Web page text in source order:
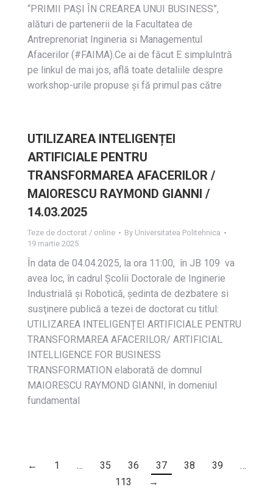
“PRIMII PAȘI ÎN CREAREA UNUI BUSINESS”,
alături de partenerii de la Facultatea de
Antreprenoriat Ingineria si Managementul
Afacerilor (#FAIMA).Ce ai de făcut E simpluIntră
pe linkul de mai jos, află toate detaliile despre
workshop-urile propuse și fă primul pas către
UTILIZAREA INTELIGENȚEI
ARTIFICIALE PENTRU
TRANSFORMAREA AFACERILOR /
MAIORESCU RAYMOND GIANNI /
14.03.2025
Teze de doctorat / online By Universitatea Politehnica
19 martie 2025
În data de 04.04.2025, la ora 11:00, în JB 109 va
avea loc, în cadrul Școlii Doctorale de Inginerie
Industrială și Robotică, ședinta de dezbatere si
susţinere publică a tezei de doctorat cu titlul:
UTILIZAREA INTELIGENȚEI ARTIFICIALE PENTRU
TRANSFORMAREA AFACERILOR/ ARTIFICIAL
INTELLIGENCE FOR BUSINESS
TRANSFORMATION elaborată de domnul
MAIORESCU RAYMOND GIANNI, în domeniul
fundamental
← 1 … 35 36 37 38 39
…
113
→